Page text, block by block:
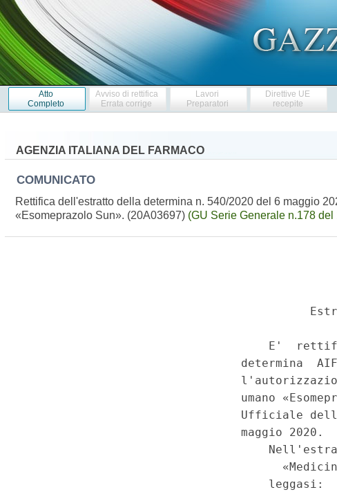
Atto
Completo
Avviso di rettifica
Errata corrige
Lavori
Preparatori
Direttive UE
recepite
AGENZIA ITALIANA DEL FARMACO
COMUNICATO
Rettifica dell'estratto della determina n. 540/2020 del 6 maggio
«Esomeprazolo Sun». (20A03697) (GU Serie Generale n.178 del